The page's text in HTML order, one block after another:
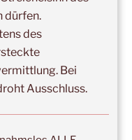
5h Kuscheln
–
Jahresgruppe
–Marburg
2026 – 27.
dürfen.
des
Bei
Ausschluss.